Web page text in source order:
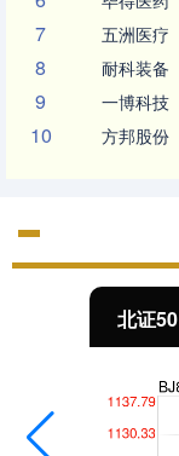
7 五洲医疗
8 耐科装备
9 一博科技
10 方邦股份
北证50